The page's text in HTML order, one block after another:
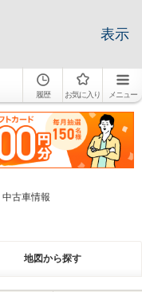
表示
履歴 お気に入り メニュー
古車情報
地図から探す